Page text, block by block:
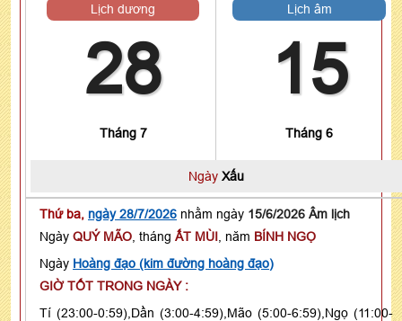
Lịch dương
28
Tháng 7
Lịch âm
15
Tháng 6
Ngày Xấu
Thứ ba, ngày 28/7/2026 nhằm ngày 15/6/2026 Âm lịch
Ngày QUÝ MÃO , tháng ẤT MÙI , năm BÍNH NGỌ
Ngày Hoàng đạo (kim đường hoàng đạo)
GIỜ TỐT TRONG NGÀY :
Tí (23:00-0:59),Dần (3:00-4:59),Mão (5:00-6:59),Ngọ (11:00-